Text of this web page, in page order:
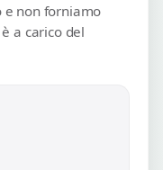
non forniamo
a carico del